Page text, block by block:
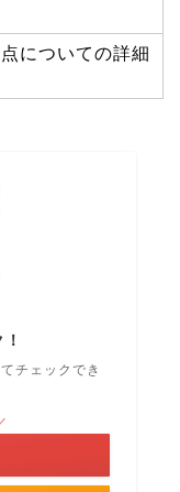
についての詳細
チェックでき